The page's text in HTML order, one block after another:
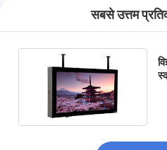
सबसे उत्तम